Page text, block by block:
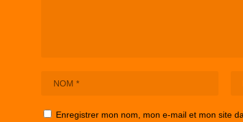
Enregistrer mon nom, mon e-mail et mon site